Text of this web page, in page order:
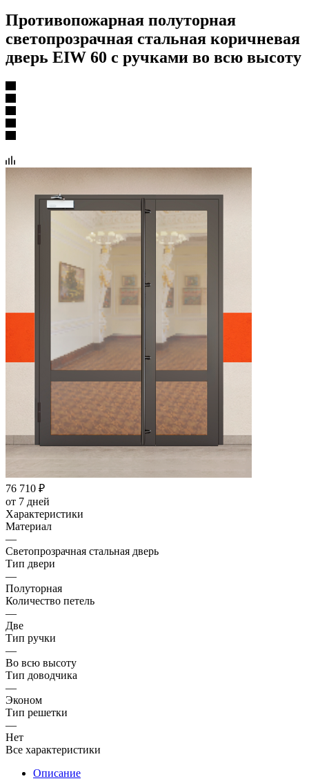
Противопожарная полуторная
светопрозрачная стальная коричневая
дверь EIW 60 с ручками во всю высоту
76 710 ₽
от 7 дней
Характеристики
Материал
—
Светопрозрачная стальная дверь
Тип двери
—
Полуторная
Количество петель
—
Две
Тип ручки
—
Во всю высоту
Тип доводчика
—
Эконом
Тип решетки
—
Нет
Все характеристики
Описание